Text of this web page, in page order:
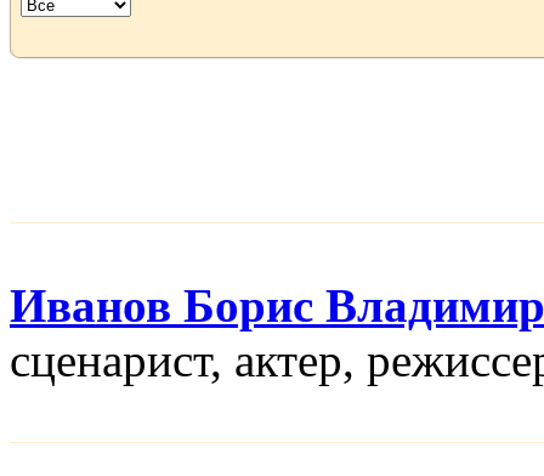
Иванов Борис
сценарист, актер,